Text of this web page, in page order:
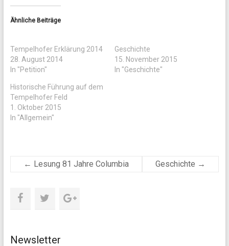
Ähnliche Beiträge
Tempelhofer Erklärung 2014
28. August 2014
In "Petition"
Geschichte
15. November 2015
In "Geschichte"
Historische Führung auf dem
Tempelhofer Feld
1. Oktober 2015
In "Allgemein"
← Lesung 81 Jahre Columbia Geschichte →
Newsletter